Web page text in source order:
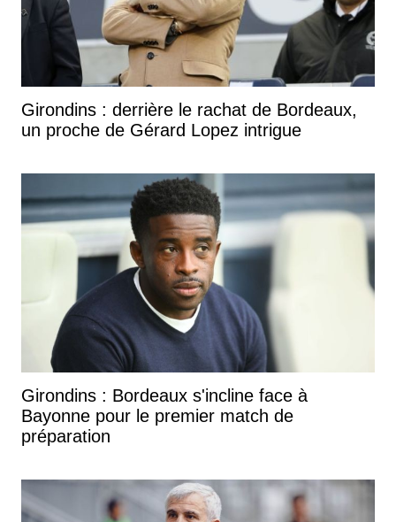
Girondins : derrière le rachat de Bordeaux,
un proche de Gérard Lopez intrigue
Girondins : Bordeaux s'incline face à
Bayonne pour le premier match de
préparation